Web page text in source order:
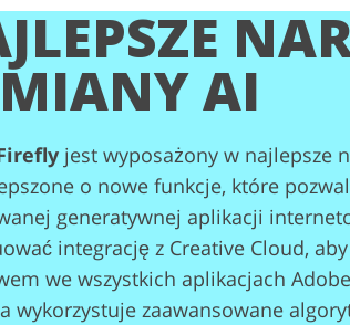
Usługi edycji zdjęć
nieruchomości
Przywracanie Usługi
Nakładki wideo
AI
jest wyposażony w najlepsze
o nowe funkcje, które
generatywnej aplikacji
integrację z Creative Cloud,
we wszystkich aplikacjach
wykorzystuje zaawansowane